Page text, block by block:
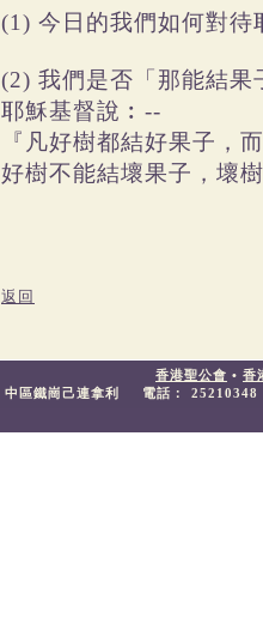
(1) 今日的我們如何對待
(2) 我們是否「那能結果
耶穌基督說︰--
『凡好樹都結好果子，
好樹不能結壞果子，壞
返回
香港聖公會 • 香
中區鐵崗己連拿利 電話： 25210348